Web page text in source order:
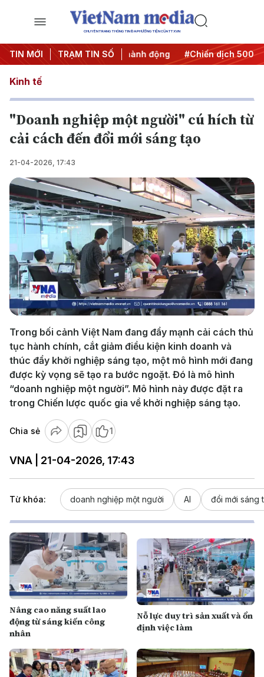
CHUYÊN TRANG THÔNG TIN ĐA PHƯƠNG TIỆN CỦA TTXVN
TIN MỚI TRẠM TIN SỐ
#Đưa Nghị quyết thành hành động #Chiến dịch 500 ngày
Kinh tế
"Doanh nghiệp một người" cú hích từ
cải cách đến đổi mới sáng tạo
21-04-2026, 17:43
Play
Video
Trong bối cảnh Việt Nam đang đẩy mạnh cải cách thủ
tục hành chính, cắt giảm điều kiện kinh doanh và
thúc đẩy khởi nghiệp sáng tạo, một mô hình mới đang
được kỳ vọng sẽ tạo ra bước ngoặt. Đó là mô hình
“doanh nghiệp một người”. Mô hình này được đặt ra
trong Chiến lược quốc gia về khởi nghiệp sáng tạo.
Chia sẻ 1
VNA | 21-04-2026, 17:43
Từ khóa: doanh nghiệp một người AI đổi mới sáng
Nâng cao năng suất lao
động từ sáng kiến công
nhân
Nỗ lực duy trì sản xuất và ổn
định việc làm